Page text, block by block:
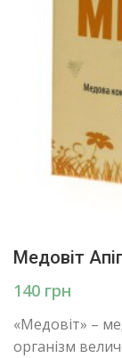
Медовіт
грн
«Медовіт» –
організм